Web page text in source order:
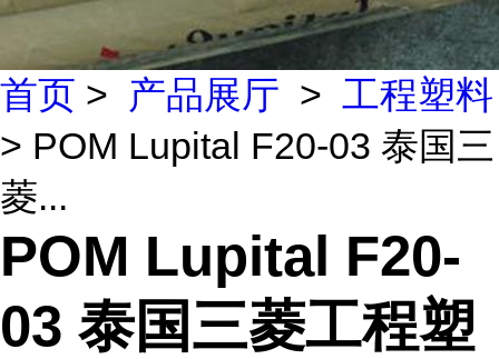
首页 > 产品展厅 > 工程塑料
> POM Lupital F20-03 泰国三
菱...
POM Lupital F20-
03 泰国三菱工程塑